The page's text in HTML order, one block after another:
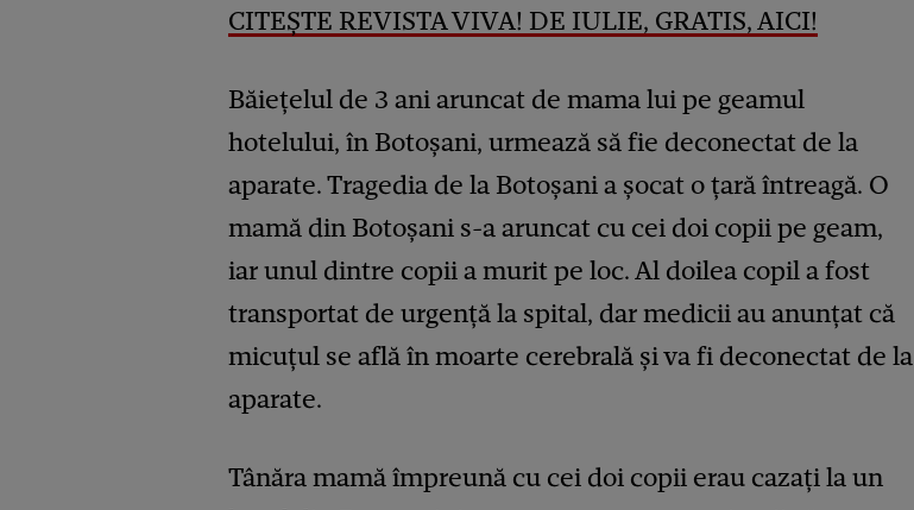
CITEȘTE REVISTA VIVA! DE IULIE, GRATIS, AICI!
Băiețelul de 3 ani aruncat de mama lui pe geamul
hotelului, în Botoșani, urmează să fie deconectat de la
aparate. Tragedia de la Botoșani a șocat o țară întreagă. O
mamă din Botoșani s-a aruncat cu cei doi copii pe geam,
iar unul dintre copii a murit pe loc. Al doilea copil a fost
transportat de urgență la spital, dar medicii au anunțat că
micuțul se află în moarte cerebrală și va fi deconectat de la
aparate.
Tânăra mamă împreună cu cei doi copii erau cazați la un